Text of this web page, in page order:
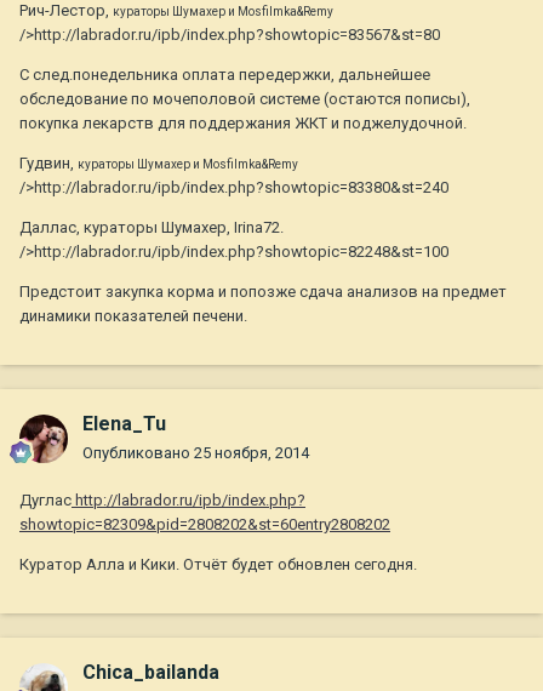
Рич-Лестор, кураторы Шумахер и Mosfilmka&Remy
/>http://labrador.ru/ipb/index.php?showtopic=83567&st=80
С след.понедельника оплата передержки, дальнейшее
обследование по мочеполовой системе (остаются пописы),
покупка лекарств для поддержания ЖКТ и поджелудочной.
Гудвин, кураторы Шумахер и Mosfilmka&Remy
/>http://labrador.ru/ipb/index.php?showtopic=83380&st=240
Даллас, кураторы Шумахер, Irina72.
/>http://labrador.ru/ipb/index.php?showtopic=82248&st=100
Предстоит закупка корма и попозже сдача анализов на предмет
динамики показателей печени.
Elena_Tu
Опубликовано 25 ноября, 2014
Дуглас http://labrador.ru/ipb/index.php?
showtopic=82309&pid=2808202&st=60entry2808202
Куратор Алла и Кики. Отчёт будет обновлен сегодня.
Chica_bailanda